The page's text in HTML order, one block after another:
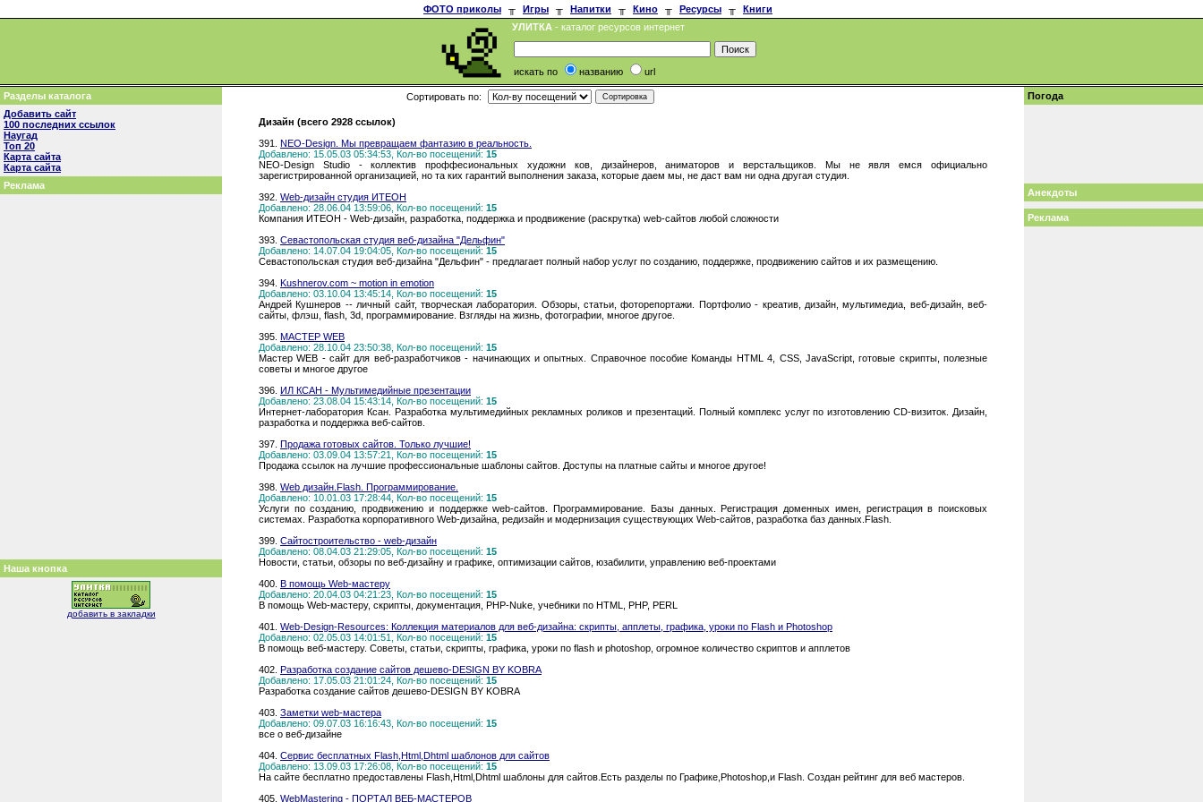
ФОТО приколы ╥ Игры ╥ Напитки ╥ Кино ╥ Ресурсы ╥
Книги
УЛИТКА - каталог ресурсов интернет
искать по названию url
Разделы каталога
Добавить сайт
100 последних ссылок
Наугад
Топ 20
Карта сайта
Карта сайта
Реклама
Наша кнопка
добавить в закладки
Сортировать по:
Дизайн (всего 2928 ссылок)
391. NEO-Design. Мы превращаем фантазию в реальность.
Добавлено: 15.05.03 05:34:53, Кол-во посещений: 15
NEO-Design Studio - коллектив проффесиональных художни ков, дизайнеров, аниматоров и верстальщиков. Мы не явля емся официально
зарегистрированной организацией, но та ких гарантий выполнения заказа, которые даем мы, не даст вам ни одна другая студия.
392. Web-дизайн студия ИТЕОН
Добавлено: 28.06.04 13:59:06, Кол-во посещений: 15
Компания ИТЕОН - Web-дизайн, разработка, поддержка и продвижение (раскрутка) web-сайтов любой сложности
393. Севастопольская студия веб-дизайна "Дельфин"
Добавлено: 14.07.04 19:04:05, Кол-во посещений: 15
Севастопольская студия веб-дизайна "Дельфин" - предлагает полный набор услуг по созданию, поддержке, продвижению сайтов и их размещению.
394. Kushnerov.com ~ motion in emotion
Добавлено: 03.10.04 13:45:14, Кол-во посещений: 15
Андрей Кушнеров -- личный сайт, творческая лаборатория. Обзоры, статьи, фоторепортажи. Портфолио - креатив, дизайн, мультимедиа, веб-дизайн, веб-
сайты, флэш, flash, 3d, программирование. Взгляды на жизнь, фотографии, многое другое.
395. МАСТЕР WEB
Добавлено: 28.10.04 23:50:38, Кол-во посещений: 15
Мастер WEB - сайт для веб-разработчиков - начинающих и опытных. Справочное пособие Команды HTML 4, CSS, JavaScript, готовые скрипты, полезные
советы и многое другое
396. ИЛ КСАН - Мультимедийные презентации
Добавлено: 23.08.04 15:43:14, Кол-во посещений: 15
Интернет-лаборатория Ксан. Разработка мультимедийных рекламных роликов и презентаций. Полный комплекс услуг по изготовлению CD-визиток. Дизайн,
разработка и поддержка веб-сайтов.
397. Продажа готовых сайтов. Только лучшие!
Добавлено: 03.09.04 13:57:21, Кол-во посещений: 15
Продажа ссылок на лучшие профессиональные шаблоны сайтов. Доступы на платные сайты и многое другое!
398. Web дизайн.Flash. Программирование.
Добавлено: 10.01.03 17:28:44, Кол-во посещений: 15
Услуги по созданию, продвижению и поддержке web-сайтов. Программирование. Базы данных. Регистрация доменных имен, регистрация в поисковых
системах. Разработка корпоративного Web-дизайна, редизайн и модернизация существующих Web-сайтов, разработка баз данных.Flash.
399. Сайтостроительство - web-дизайн
Добавлено: 08.04.03 21:29:05, Кол-во посещений: 15
Новости, статьи, обзоры по веб-дизайну и графике, оптимизации сайтов, юзабилити, управлению веб-проектами
400. В помощь Web-мастеру
Добавлено: 20.04.03 04:21:23, Кол-во посещений: 15
В помощь Web-мастеру, скрипты, документация, PHP-Nuke, учебники по HTML, PHP, PERL
401. Web-Design-Resources: Коллекция материалов для веб-дизайна: скрипты, апплеты, графика, уроки по Flash и Photoshop
Добавлено: 02.05.03 14:01:51, Кол-во посещений: 15
В помощь веб-мастеру. Советы, статьи, скрипты, графика, уроки по flash и photoshop, огромное количество скриптов и апплетов
402. Разработка создание сайтов дешево-DESIGN BY KOBRA
Добавлено: 17.05.03 21:01:24, Кол-во посещений: 15
Разработка создание сайтов дешево-DESIGN BY KOBRA
403. Заметки web-мастера
Добавлено: 09.07.03 16:16:43, Кол-во посещений: 15
все о веб-дизайне
404. Сервис бесплатных Flash,Html,Dhtml шаблонов для сайтов
Добавлено: 13.09.03 17:26:08, Кол-во посещений: 15
На сайте бесплатно предоставлены Flash,Html,Dhtml шаблоны для сайтов.Есть разделы по Графике,Photoshop,и Flash. Создан рейтинг для веб мастеров.
405. WebMastering - ПОРТАЛ ВЕБ-МАСТЕРОВ
Погода
Анекдоты
Реклама